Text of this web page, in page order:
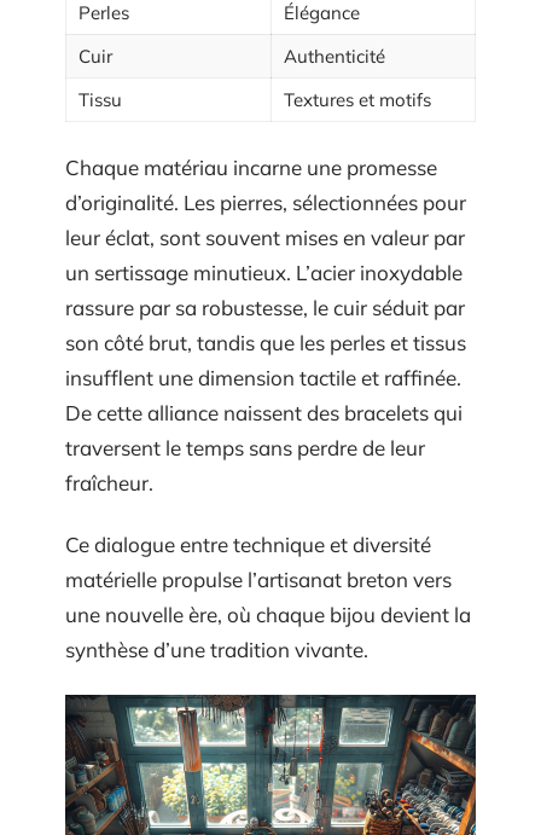
Perles
Élégance
Cuir
Authenticité
Tissu
Textures et motifs
Chaque matériau incarne une promesse
d’originalité. Les pierres, sélectionnées pour
leur éclat, sont souvent mises en valeur par
un sertissage minutieux. L’acier inoxydable
rassure par sa robustesse, le cuir séduit par
son côté brut, tandis que les perles et tissus
insufflent une dimension tactile et raffinée.
De cette alliance naissent des bracelets qui
traversent le temps sans perdre de leur
fraîcheur.
Ce dialogue entre technique et diversité
matérielle propulse l’artisanat breton vers
une nouvelle ère, où chaque bijou devient la
synthèse d’une tradition vivante.